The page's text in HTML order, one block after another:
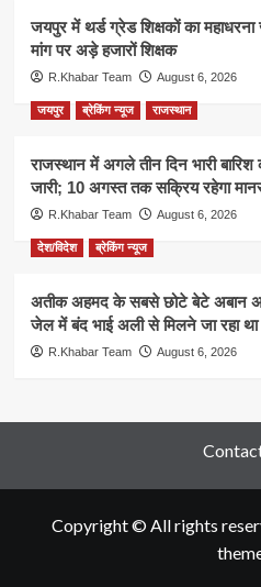
जयपुर में थर्ड ग्रेड शिक्षकों का महाधरना
मांग पर अड़े हजारों शिक्षक
R.Khabar Team August 6, 2026
जयपुर ब्रेकिंग न्यूज राजस्थान
राजस्थान में अगले तीन दिन भारी
जारी; 10 अगस्त तक सक्रिय रहेगा
R.Khabar Team August 6, 2026
देश/विदेश ब्रेकिंग न्यूज
अतीक अहमद के सबसे छोटे बेटे अबान
जेल में बंद भाई अली से मिलने जा रहा था
R.Khabar Team August 6, 2026
Copyright © All rights